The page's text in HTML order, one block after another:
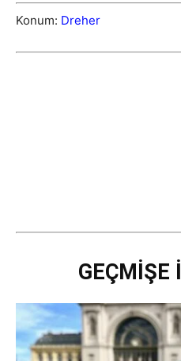
Konum: Dreher
GEÇMİŞE